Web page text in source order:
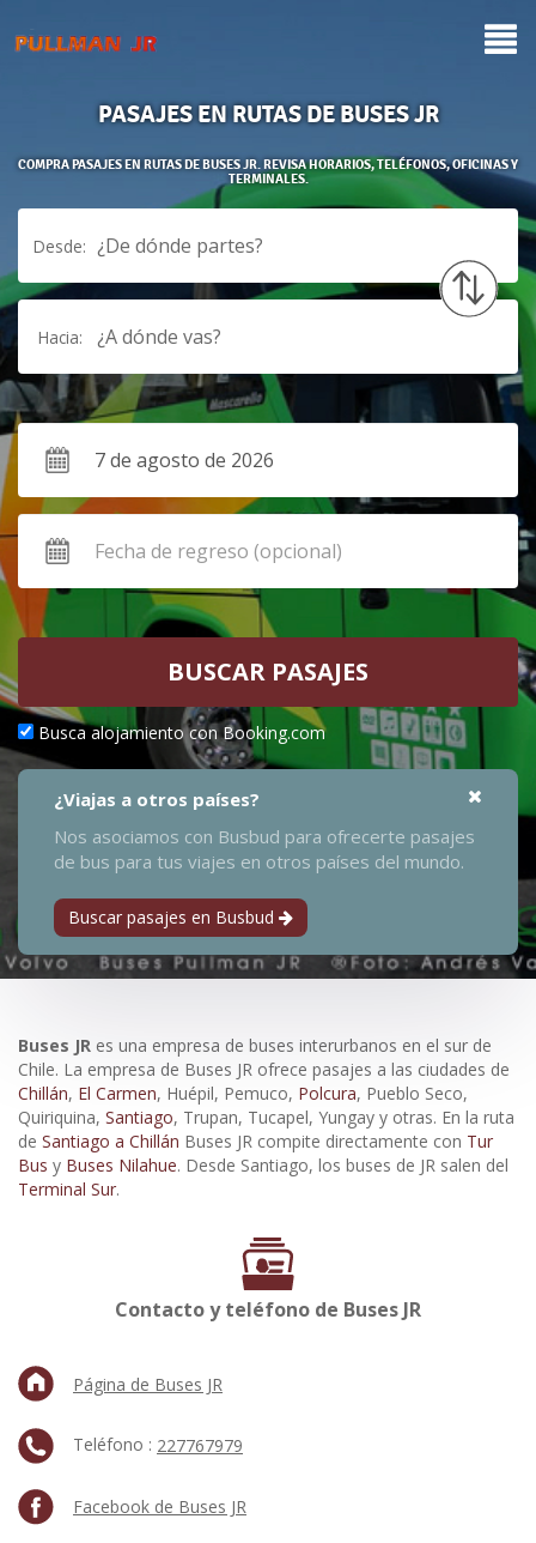
PASAJES EN RUTAS DE BUSES JR
COMPRA PASAJES EN RUTAS DE BUSES JR. REVISA HORARIOS, TELÉFONOS, OFICINAS Y
TERMINALES.
Desde: ¿De dónde partes?
Hacia: ¿A dónde vas?
BUSCAR PASAJES
Busca alojamiento con Booking.com
¿Viajas a otros países?
Nos asociamos con Busbud para ofrecerte pasajes
de bus para tus viajes en otros países del mundo.
Buscar pasajes en Busbud
Buses JR es una empresa de buses interurbanos en el sur de
Chile. La empresa de Buses JR ofrece pasajes a las ciudades de
Chillán, El Carmen, Huépil, Pemuco, Polcura, Pueblo Seco,
Quiriquina, Santiago, Trupan, Tucapel, Yungay y otras. En la ruta
de Santiago a Chillán Buses JR compite directamente con Tur
Bus y Buses Nilahue. Desde Santiago, los buses de JR salen del
Terminal Sur.
Contacto y teléfono de Buses JR
Página de Buses JR
Teléfono : 227767979
Facebook de Buses JR